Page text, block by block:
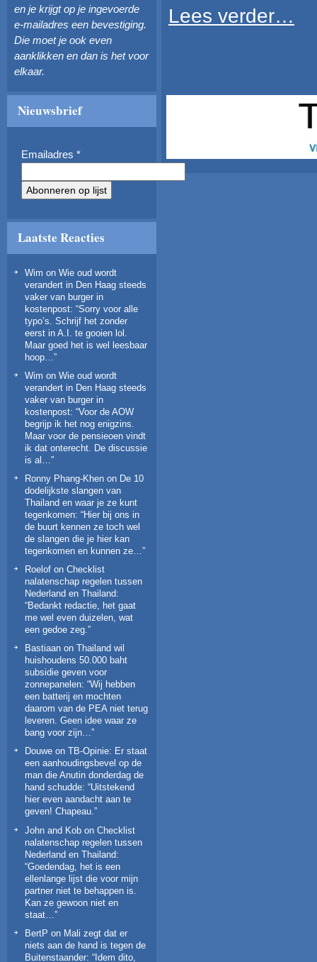
en je krijgt op je ingevoerde
e-mailadres een bevestiging.
Die moet je ook even
aanklikken en dan is het voor
elkaar.
Nieuwsbrief
Emailadres *
Laatste Reacties
Wim on Wie oud wordt
verandert in Den Haag steeds
vaker van burger in
kostenpost: “Sorry voor alle
typo’s. Schrijf het zonder
eerst in A.I. te gooien lol.
Maar goed het is wel leesbaar
hoop…”
Wim on Wie oud wordt
verandert in Den Haag steeds
vaker van burger in
kostenpost: “Voor de AOW
begrijp ik het nog enigzins.
Maar voor de pensieoen vindt
ik dat onterecht. De discussie
is al…”
Ronny Phang-Khen on De 10
dodelijkste slangen van
Thailand en waar je ze kunt
tegenkomen: “Hier bij ons in
de buurt kennen ze toch wel
de slangen die je hier kan
tegenkomen en kunnen ze…”
Roelof on Checklist
nalatenschap regelen tussen
Nederland en Thailand:
“Bedankt redactie, het gaat
me wel even duizelen, wat
een gedoe zeg.”
Bastiaan on Thailand wil
huishoudens 50.000 baht
subsidie geven voor
zonnepanelen: “Wij hebben
een batterij en mochten
daarom van de PEA niet terug
leveren. Geen idee waar ze
bang voor zijn…”
Douwe on TB-Opinie: Er staat
een aanhoudingsbevel op de
man die Anutin donderdag de
hand schudde: “Uitstekend
hier even aandacht aan te
geven! Chapeau.”
John and Kob on Checklist
nalatenschap regelen tussen
Nederland en Thailand:
“Goedendag, het is een
ellenlange lijst die voor mijn
partner niet te behappen is.
Kan ze gewoon niet en
staat… ”
BertP on Mali zegt dat er
niets aan de hand is tegen de
Buitenstaander: “Idem dito,
Lees verder…